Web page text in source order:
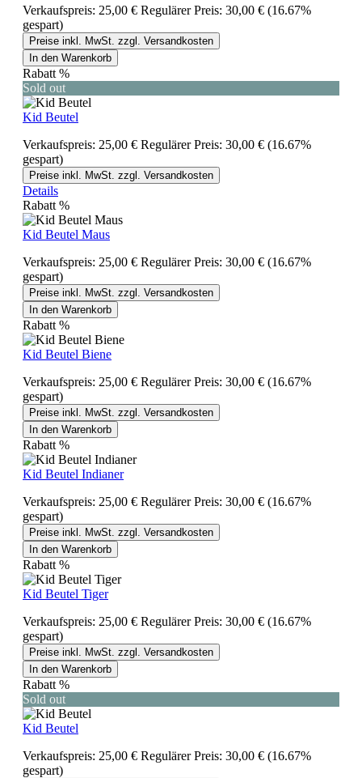
Verkaufspreis: 25,00 € Regulärer Preis: 30,00 € (16.67%
gespart)
Preise inkl. MwSt. zzgl. Versandkosten
In den Warenkorb
Rabatt %
Sold out
Kid Beutel
Verkaufspreis: 25,00 € Regulärer Preis: 30,00 € (16.67%
gespart)
Preise inkl. MwSt. zzgl. Versandkosten
Details
Rabatt %
Kid Beutel Maus
Verkaufspreis: 25,00 € Regulärer Preis: 30,00 € (16.67%
gespart)
Preise inkl. MwSt. zzgl. Versandkosten
In den Warenkorb
Rabatt %
Kid Beutel Biene
Verkaufspreis: 25,00 € Regulärer Preis: 30,00 € (16.67%
gespart)
Preise inkl. MwSt. zzgl. Versandkosten
In den Warenkorb
Rabatt %
Kid Beutel Indianer
Verkaufspreis: 25,00 € Regulärer Preis: 30,00 € (16.67%
gespart)
Preise inkl. MwSt. zzgl. Versandkosten
In den Warenkorb
Rabatt %
Kid Beutel Tiger
Verkaufspreis: 25,00 € Regulärer Preis: 30,00 € (16.67%
gespart)
Preise inkl. MwSt. zzgl. Versandkosten
In den Warenkorb
Rabatt %
Sold out
Kid Beutel
Verkaufspreis: 25,00 € Regulärer Preis: 30,00 € (16.67%
gespart)